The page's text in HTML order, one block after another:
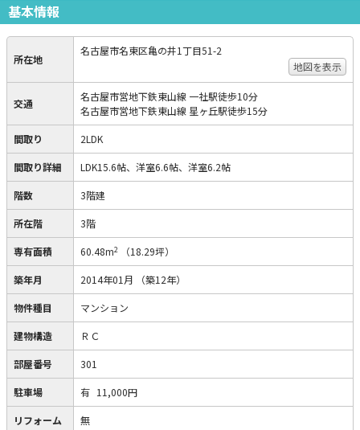
基本情報
所在地
名古屋市名東区亀の井1丁目51-2
地図を表示
交通
名古屋市営地下鉄東山線 一社駅徒歩10分
名古屋市営地下鉄東山線 星ヶ丘駅徒歩15分
間取り 2LDK
間取り詳細 LDK15.6帖、洋室6.6帖、洋室6.2帖
階数 3階建
所在階 3階
専有面積 60.48m2 （18.29坪）
築年月 2014年01月 （築12年）
物件種目 マンション
建物構造 ＲＣ
部屋番号 301
駐車場 有 11,000円
リフォーム 無